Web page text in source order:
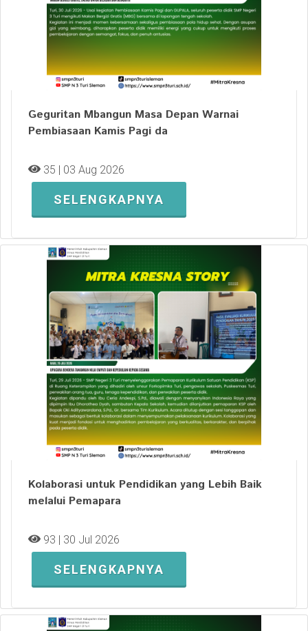
Geguritan Mbangun Masa Depan Warnai
Pembiasaan Kamis Pagi da
35 | 03 Aug 2026
SELENGKAPNYA
Kolaborasi untuk Pendidikan yang Lebih Baik
melalui Pemapara
93 | 30 Jul 2026
SELENGKAPNYA